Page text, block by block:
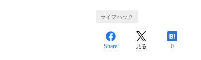
ライフハック
Share 見る 0